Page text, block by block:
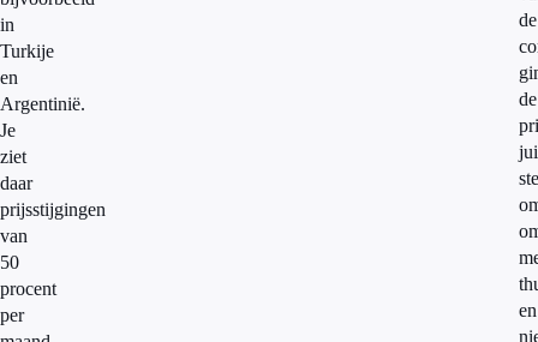
in
Turkije
en
Argentinië.
Je
ziet
daar
prijsstijgingen
van
50
procent
per
de
de
en